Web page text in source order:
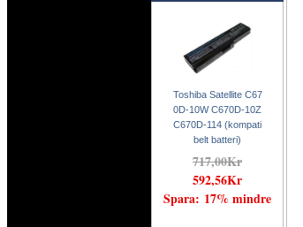
Toshiba Satellite C67
0D-10W C670D-10Z
C670D-114 (kompati
belt batteri)
717,00Kr
592,56Kr
Spara: 17% mindre